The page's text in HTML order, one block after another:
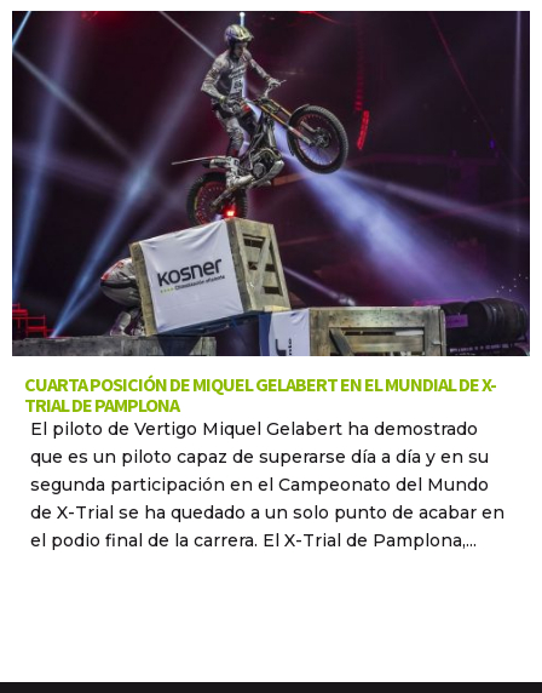
CUARTA POSICIÓN DE MIQUEL GELABERT EN EL MUNDIAL DE X-
TRIAL DE PAMPLONA
El piloto de Vertigo Miquel Gelabert ha demostrado
que es un piloto capaz de superarse día a día y en su
segunda participación en el Campeonato del Mundo
de X-Trial se ha quedado a un solo punto de acabar en
el podio final de la carrera. El X-Trial de Pamplona,...